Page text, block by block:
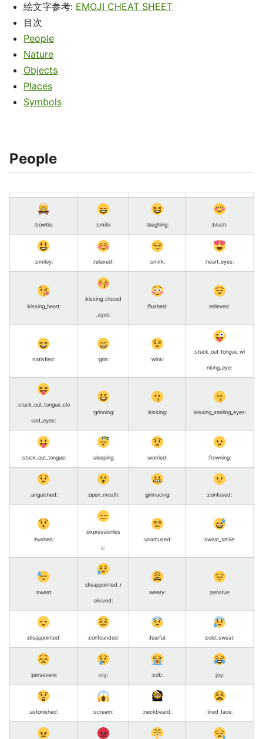
絵文字参考: EMOJI CHEAT SHEET
目次
People
Nature
Objects
Places
Symbols
People
:bowtie: :smile: :laughing: :blush:
:smiley: :relaxed: :smirk: :heart_eyes:
:kissing_heart:
:kissing_closed
_eyes:
:flushed: :relieved:
:satisfied: :grin: :wink:
:stuck_out_tongue_wi
nking_eye:
:stuck_out_tongue_clo
sed_eyes:
:grinning: :kissing: :kissing_smiling_eyes:
:stuck_out_tongue: :sleeping: :worried: :frowning:
:anguished: :open_mouth: :grimacing: :confused:
:hushed:
:expressionles
s:
:unamused: :sweat_smile:
:sweat:
:disappointed_r
elieved:
:weary: :pensive:
:disappointed: :confounded: :fearful: :cold_sweat:
:persevere: :cry: :sob: :joy:
:astonished: :scream: :neckbeard: :tired_face: